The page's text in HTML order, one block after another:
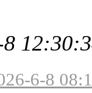
6-8